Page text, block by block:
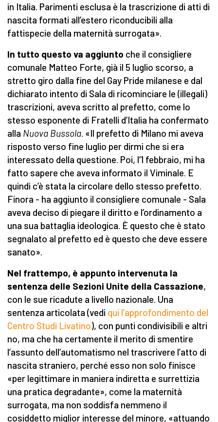
in Italia. Parimenti esclusa è la trascrizione di atti di
nascita formati all’estero riconducibili alla
fattispecie della maternità surrogata».
In tutto questo va aggiunto che il consigliere
comunale Matteo Forte, già il 5 luglio scorso, a
stretto giro dalla fine del Gay Pride milanese e dal
dichiarato intento di Sala di ricominciare le (illegali)
trascrizioni, aveva scritto al prefetto, come lo
stesso esponente di Fratelli d’Italia ha confermato
alla Nuova Bussola. «Il prefetto di Milano mi aveva
risposto verso fine luglio per dirmi che si era
interessato della questione. Poi, l’1 febbraio, mi ha
fatto sapere che aveva informato il Viminale. E
quindi c’è stata la circolare dello stesso prefetto.
Finora - ha aggiunto il consigliere comunale - Sala
aveva deciso di piegare il diritto e l’ordinamento a
una sua battaglia ideologica. È questo che è stato
segnalato al prefetto ed è questo che deve essere
sanato».
Nel frattempo, è appunto intervenuta la
sentenza delle Sezioni Unite della Cassazione,
con le sue ricadute a livello nazionale. Una
sentenza articolata (vedi qui l’approfondimento del
Centro Studi Livatino), con punti condivisibili e altri
no, ma che ha certamente il merito di smentire
l’assunto dell’automatismo nel trascrivere l’atto di
nascita straniero, perché esso non solo finisce
«per legittimare in maniera indiretta e surrettizia
una pratica degradante», come la maternità
surrogata, ma non soddisfa nemmeno il
cosiddetto miglior interesse del minore, «attuando